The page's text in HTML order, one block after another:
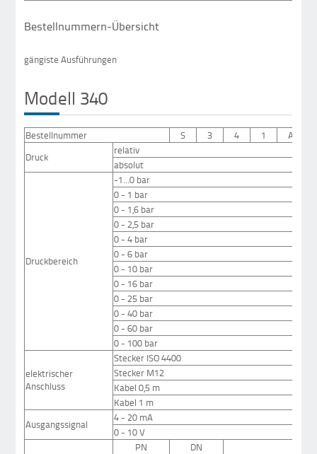
Bestellnummern-Übersicht
gängiste Ausführungen
Modell 340
Bestellnummer S 3 4 1 A
Druck
relativ
absolut
Druckbereich
-1...0 bar
0 - 1 bar
0 - 1,6 bar
0 - 2,5 bar
0 - 4 bar
0 - 6 bar
0 - 10 bar
0 - 16 bar
0 - 25 bar
0 - 40 bar
0 - 60 bar
0 - 100 bar
elektrischer
Anschluss
Stecker ISO 4400
Stecker M12
Kabel 0,5 m
Kabel 1 m
Ausgangssignal
4 - 20 mA
0 - 10 V
PN
DN